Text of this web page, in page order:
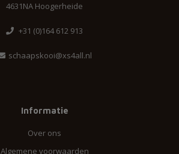
4631NA Hoogerheide
+31 (0)164 612 913
schaapskooi@xs4all.nl
Informatie
Over ons
Algemene voorwaarden